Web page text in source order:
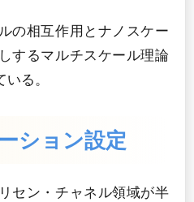
の相互作用とナノスケー
するマルチスケール理論
る。
ション設定
セン・チャネル領域が半